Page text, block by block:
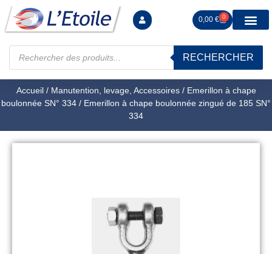
0,00 € 0
RECHERCHER
Accueil/ Manutention, levage, Accessoires/ Emerillon à chape
boulonnée SN° 334 / Emerillon à chape boulonnée zingué de 185 SN°
334